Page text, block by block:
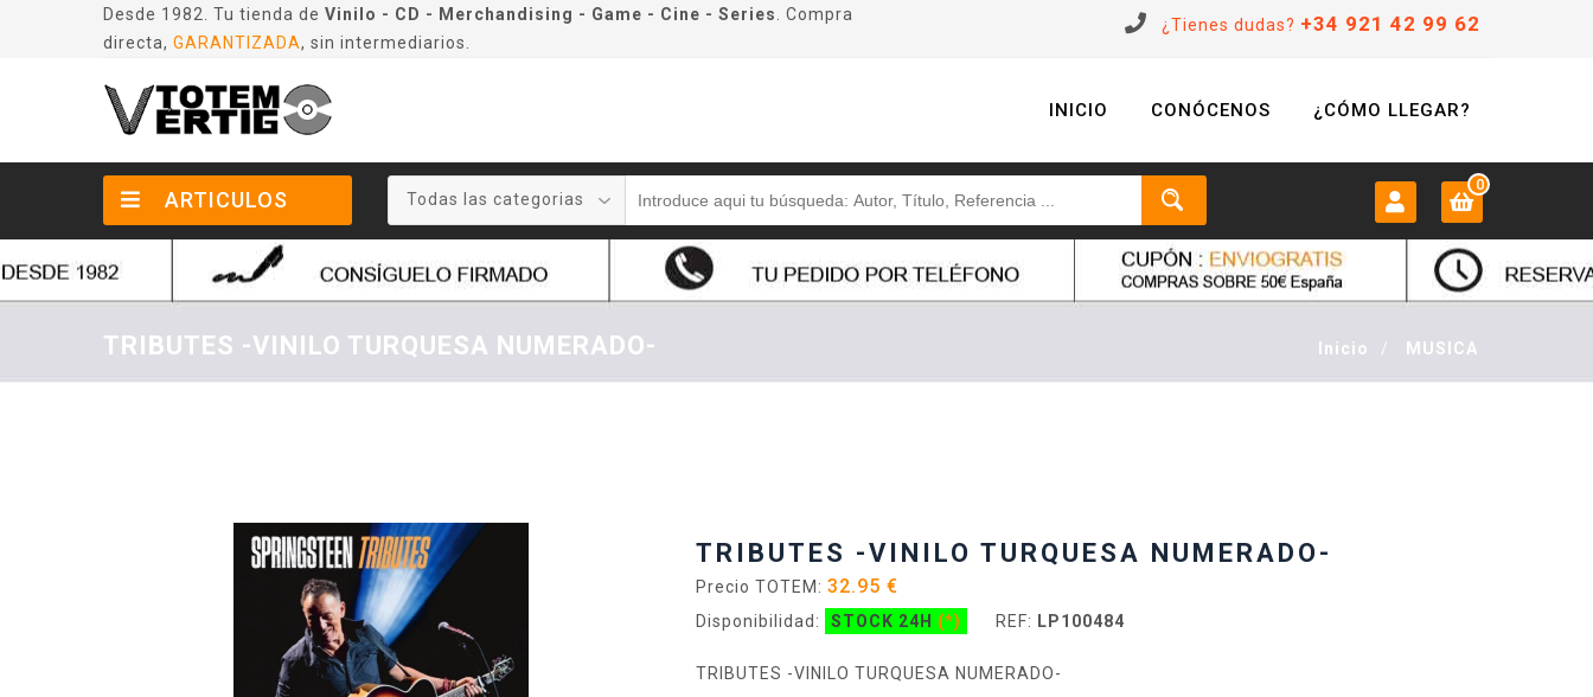
Desde 1982. Tu tienda de Vinilo - CD - Merchandising - Game - Cine - Series
. Compra
directa, GARANTIZADA, sin intermediarios.
¿Tienes dudas? +34 921 42 99 62
INICIO CONÓCENOS ¿CÓMO LLEGAR?
ARTICULOS Todas las categorias
MI CUENTA:
0
0 €
TRIBUTES -VINILO TURQUESA NUMERADO- Inicio / MUSICA
TRIBUTES -VINILO TURQUESA NUMERADO-
Precio TOTEM: 32.95 €
Disponibilidad: STOCK 24H (*) REF: LP100484
TRIBUTES -VINILO TURQUESA NUMERADO-